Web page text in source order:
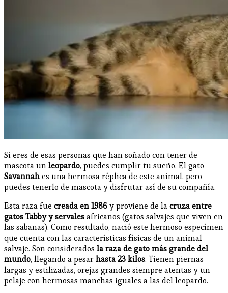
Si eres de esas personas que han soñado con tener de
mascota unleopardo, puedes cumplir tu sueño. El gato
Savannahes una hermosa réplica de este animal, pero
puedes tenerlo de mascota y disfrutar así de su compañía.
Esta raza fue creada en 1986y proviene de lacruza entre
gatos Tabby y servalesafricanos (gatos salvajes que viven en
las sabanas). Como resultado, nació este hermoso especímen
que cuenta con las características físicas de un animal
salvaje. Son considerados la raza de gato más grande del
mundo, llegando a pesarhasta 23 kilos. Tienen piernas
largas y estilizadas, orejas grandes siempre atentas y un
pelaje con hermosas manchas iguales a las del leopardo.